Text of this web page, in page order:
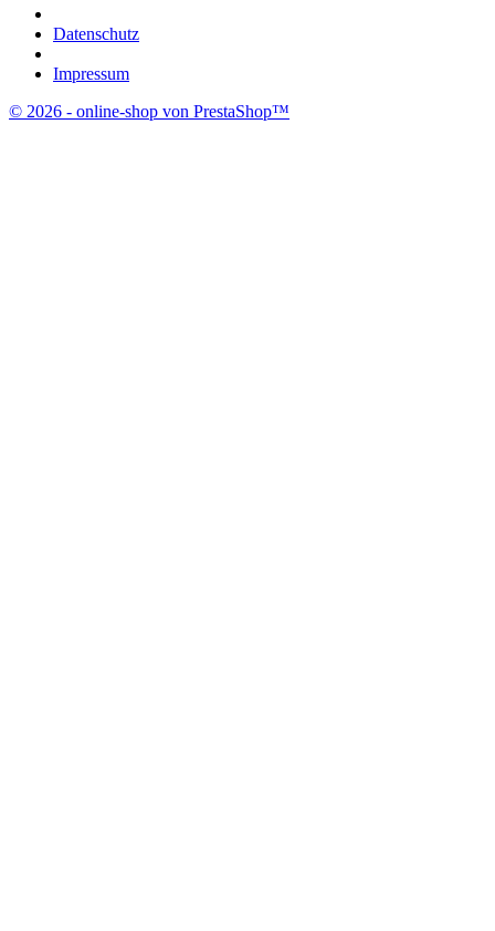
Datenschutz
Impressum
© 2026 - online-shop von PrestaShop™